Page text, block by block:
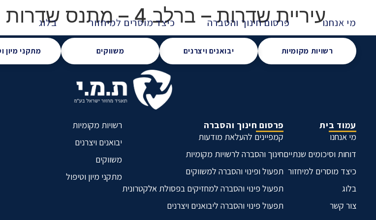
מי אנחנו פרסום חינוך והסברה כיצד מוסרים למיחזור בלוג
רשויות מקומיות יבואנים ויצרנים משווקים מתקני מיון
עיריית שדרות – ברלב 4 – מתנס שדרות
עמוד בית
מי אנחנו
דוחות וסיכומים שנתיים
כיצד מוסרים למיחזור
בלוג
צור קשר
פרסום חינוך והסברה
קמפיינים להעלאת מודעות
חינוך והסברה לרשויות מקומיות
תפעול ופינוי והסברה למשווקים
תפעול פינוי והסברה למחזיקים בפסולת אלקטרונית
תפעול פינוי והסברה ליבואנים ויצרנים
רשויות מקומיות
יבואנים ויצרנים
משווקים
מתקני מיון וטיפול